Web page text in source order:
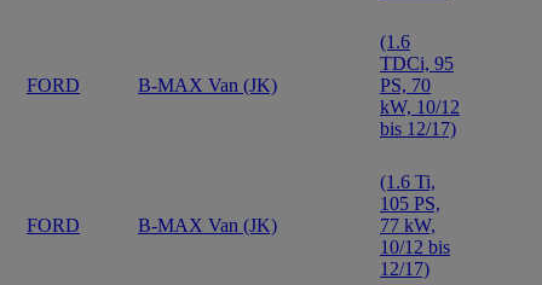
FORD B-MAX Van (JK)
(1.6
TDCi, 95
PS, 70
kW, 10/12
bis 12/17)
FORD B-MAX Van (JK)
(1.6 Ti,
105 PS,
77 kW,
10/12 bis
12/17)